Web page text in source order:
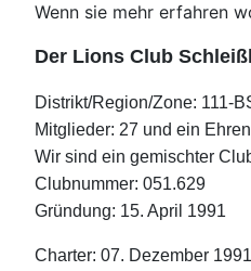
Wenn sie mehr erfahren
Der Lions Club
Distrikt/Region/Zone: 111-
Mitglieder: 27 und ein
Wir sind ein gemischter
Clubnummer: 051.629
Gründung: 15. April 1991
Charter: 07. Dezember 1991